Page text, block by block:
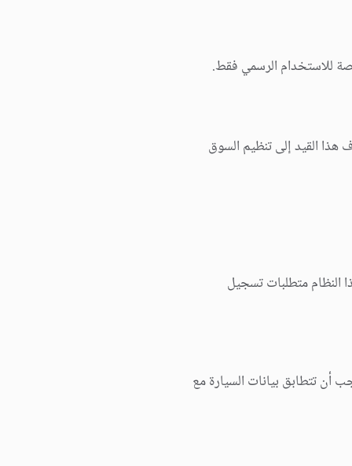
للاستخدام الرسمي فقط.
القيد إلى تنظيم السوق
النظام متطلبات تسجيل
أن تتطابق بيانات السيارة مع